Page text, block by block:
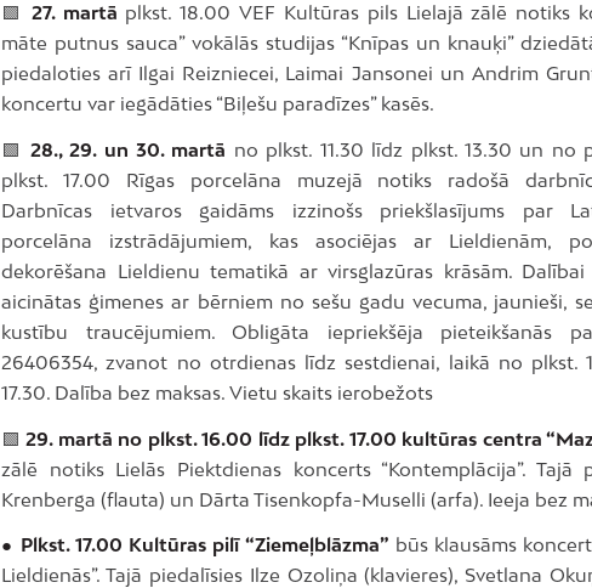
🟩 27. martā plkst. 18.00 VEF Kultūras pils Lielajā zālē notiks
māte putnus sauca” vokālās studijas “Knīpas un knauķi”
piedaloties arī Ilgai Reizniecei, Laimai Jansonei un Andrim
koncertu var iegādāties “Biļešu paradīzes” kasēs.
🟩 28., 29. un 30. martā no plkst. 11.30 līdz plkst. 13.30 un no
plkst. 17.00 Rīgas porcelāna muzejā notiks radošā
Darbnīcas ietvaros gaidāms izzinošs priekšlasījums par
porcelāna izstrādājumiem, kas asociējas ar Lieldienām,
dekorēšana Lieldienu tematikā ar virsglazūras krāsām.
aicinātas ģimenes ar bērniem no sešu gadu vecuma, jaunieši,
kustību traucējumiem. Obligāta iepriekšēja pieteikšanās
26406354, zvanot no otrdienas līdz sestdienai, laikā no plkst.
17.30. Dalība bez maksas. Vietu skaits ierobežots
🟩 29. martā no plkst. 16.00 līdz plkst. 17.00 kultūras centra
zālē notiks Lielās Piektdienas koncerts “Kontemplācija”. Tajā
Krenberga (flauta) un Dārta Tisenkopfa-Muselli (arfa). Ieeja bez
● Plkst. 17.00 Kultūras pilī “Ziemeļblāzma” būs klausāms
Lieldienās”. Tajā piedalīsies Ilze Ozoliņa (klavieres), Svetlana